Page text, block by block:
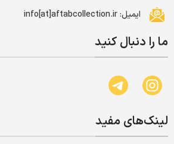
ایمیل: info[at]aftabcollection.ir
ما را دنبال کنید
لینک‌های مفید